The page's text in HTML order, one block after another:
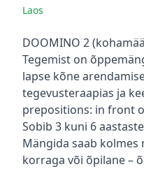
Laos
Kirjeldus
DOOMINO 2
Tegemist on
lapse kõne
tegevusteraapias ja
prepositions: in front
Sobib 3 kuni 6
Mängida saab kolmes
korraga või õpilane –